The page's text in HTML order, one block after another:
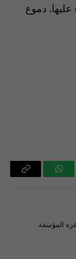
دموع
واتساب Copy
المؤسفة